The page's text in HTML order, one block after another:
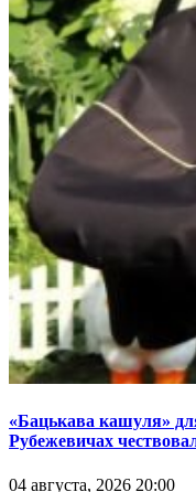
«Бацькава кашуля»
Рубежевичах
04 августа, 2026 20:00